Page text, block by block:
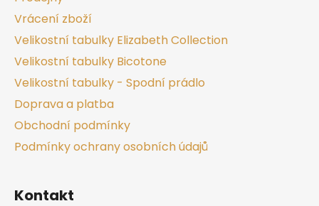
Vrácení zboží
Velikostní tabulky Elizabeth Collection
Velikostní tabulky Bicotone
Velikostní tabulky - Spodní prádlo
Doprava a platba
Obchodní podmínky
Podmínky ochrany osobních údajů
Kontakt